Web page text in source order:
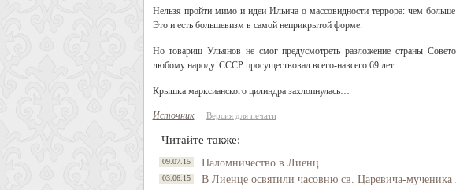
Нельзя пройти мимо и идеи Ильича о массовидности террора: чем
Это и есть большевизм в самой неприкрытой форме.
Но товарищ Ульянов не смог предусмотреть разложение страны
любому народу. СССР просуществовал всего-навсего 69 лет.
Крышка марксианского цилиндра захлопнулась…
Источник Версия для печати
Читайте также:
09.07.15 Паломничество в Лиенц
03.06.15 В Лиенце освятили часовню св. Царевича-мученика